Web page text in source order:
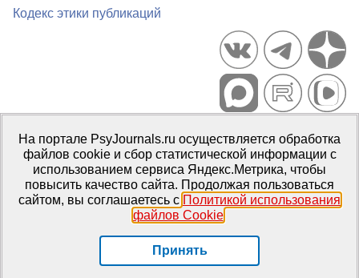
Кодекс этики публикаций
Портал психологических изданий PsyJournals.ru, 2007–2026
Правила использования материалов
Свидетельство регистрации СМИЭл № ФС77-66447 от 14 июля
2016 г.
Издатель: ФГБОУ ВО МГППУ
На портале PsyJournals.ru осуществляется обработка
файлов cookie и сбор статистической информации с
использованием сервиса Яндекс.Метрика, чтобы
повысить качество сайта. Продолжая пользоваться
сайтом, вы соглашаетесь с Политикой использования
файлов Cookie.
Принять